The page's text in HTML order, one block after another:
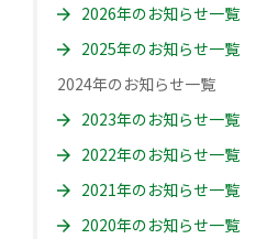
2026年のお知らせ一覧
2025年のお知らせ一覧
2024年のお知らせ一覧
2023年のお知らせ一覧
2022年のお知らせ一覧
2021年のお知らせ一覧
2020年のお知らせ一覧